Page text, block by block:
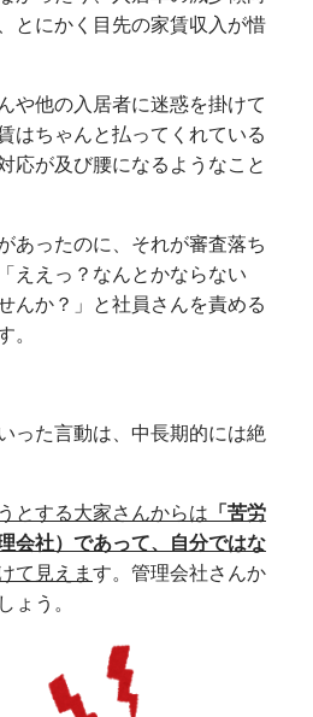
とにかく目先の家賃収入が惜
や他の入居者に迷惑を掛けて
はちゃんと払ってくれている
応が及び腰になるようなこと
あったのに、それが審査落ち
ええっ？なんとかならない
んか？」と社員さんを責める
。
った言動は、中長期的には絶
とする大家さんからは 「苦労
会社）であって、自分ではな
て見えま す。管理会社さんか
ょう。